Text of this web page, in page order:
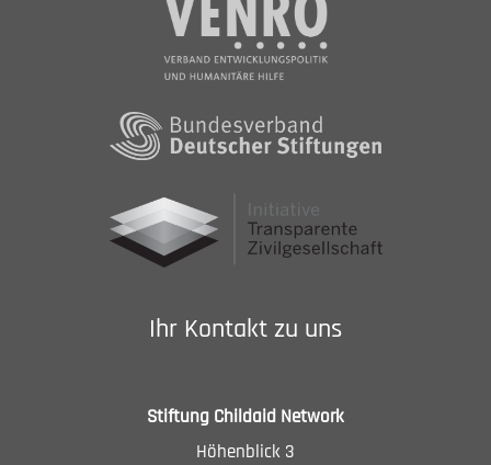
Ihr Kontakt zu uns
Stiftung Childaid Network
Höhenblick 3